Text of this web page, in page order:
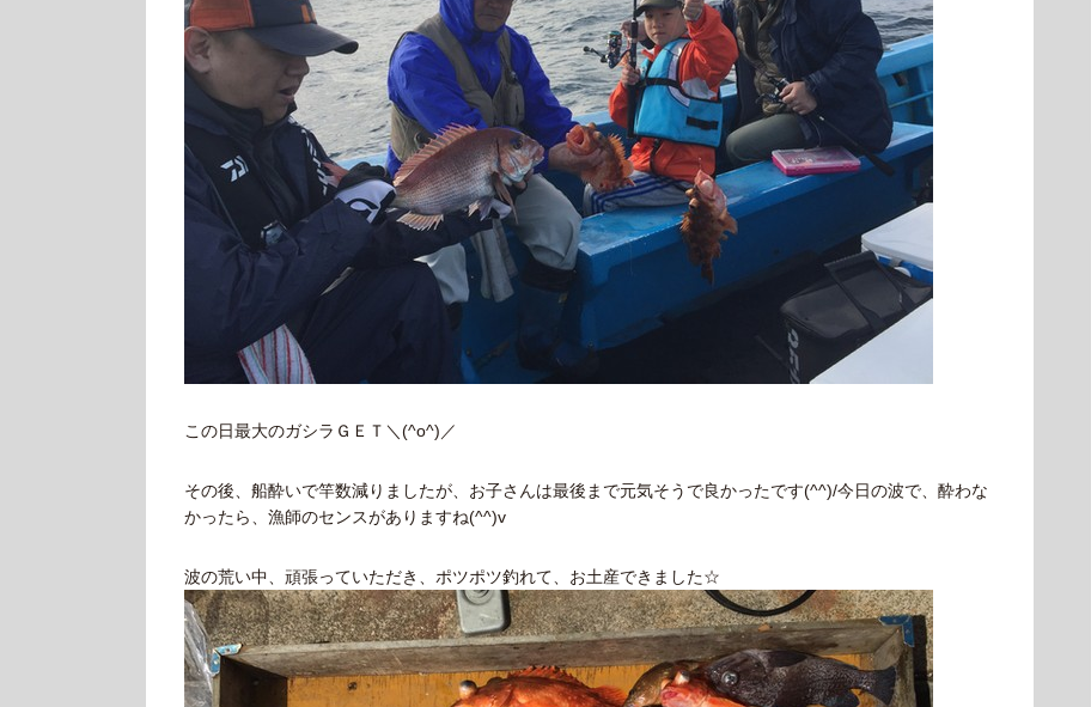
この日最大のガシラＧＥＴ＼(^o^)／
その後、船酔いで竿数減りましたが、お子さんは最後まで元気そうで良かったです(^^)/今日の波で、酔わな
かったら、漁師のセンスがありますね(^^)v
波の荒い中、頑張っていただき、ポツポツ釣れて、お土産できました☆